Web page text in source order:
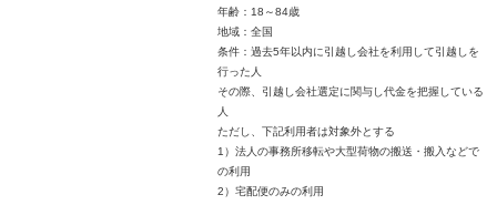
年齢：18～84歳
地域：全国
条件：過去5年以内に引越し会社を利用して引越しを
行った人
その際、引越し会社選定に関与し代金を把握している
人
ただし、下記利用者は対象外とする
1）法人の事務所移転や大型荷物の搬送・搬入などで
の利用
2）宅配便のみの利用